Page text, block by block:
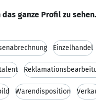
ganze Profil zu sehen.
Einzelhandel
Warendisposition